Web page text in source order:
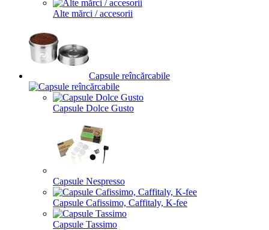
Alte mărci / accesorii
Capsule reîncărcabile
Capsule Dolce Gusto
Capsule Nespresso
Capsule Cafissimo, Caffitaly, K-fee
Capsule Tassimo